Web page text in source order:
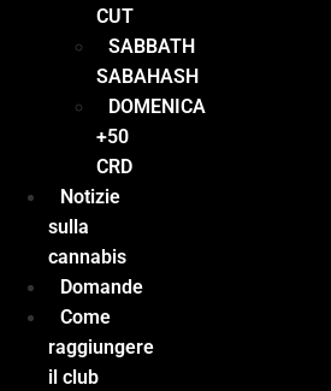
CUT
SABBATH
SABAHASH
DOMENICA
+50
CRD
Notizie
sulla
cannabis
Domande
Come
raggiungere
il club